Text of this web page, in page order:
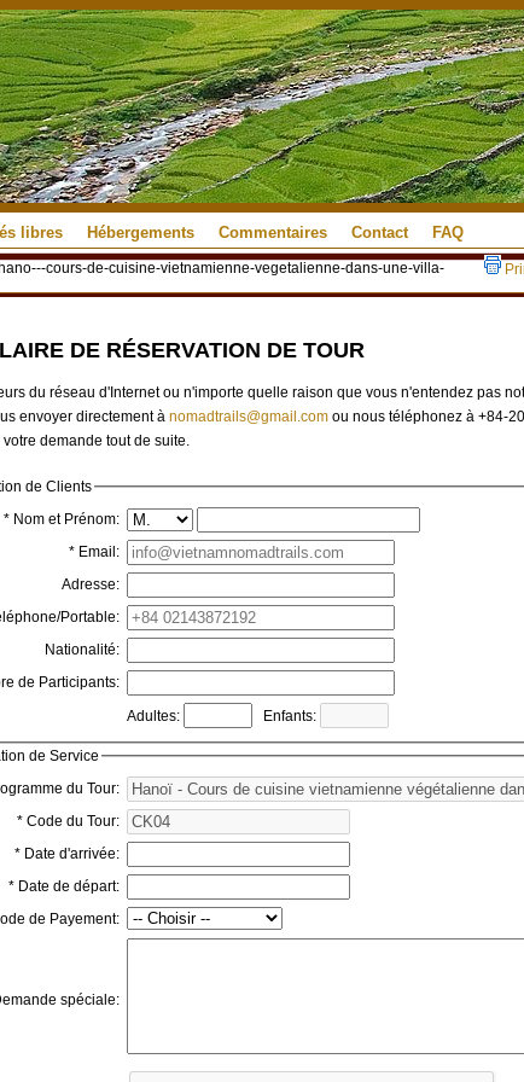
libres Hébergements Commentaires Contact FAQ
hano---cours-de-cuisine-vietnamienne-vegetalienne-dans-une-villa-
DE RÉSERVATION DE TOUR
du réseau d'Internet ou n'importe quelle raison que vous n'entendez pas
envoyer directement à nomadtrails@gmail.com ou nous téléphonez à +84-
demande tout de suite.
de Clients
* Nom et Prénom:
* Email:
Adresse:
Portable:
Nationalité:
de Participants:
Adultes:
Enfants:
de Service
du Tour:
* Code du Tour:
* Date d'arrivée:
* Date de départ:
de Payement:
spéciale: